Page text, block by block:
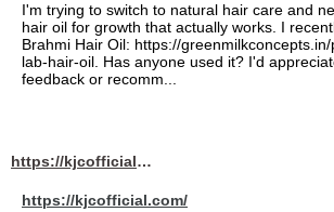
I'm trying to switch to natural hair care and
hair oil for growth that actually works. I
Brahmi Hair Oil: https://
lab-hair-oil. Has anyone used it? I'd
feedback or recomm...
https://kjcofficial.com/
https://kjcofficial.com/